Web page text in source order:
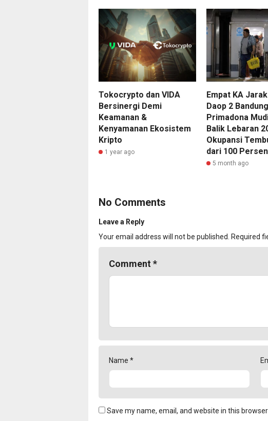
Tokocrypto dan VIDA
Bersinergi Demi
Keamanan &
Kenyamanan Ekosistem
Kripto
1 year ago
Empat KA
Daop 2
Primadona
Balik Lebaran
Okupansi
dari 100 Persen
5 month ago
No Comments
Leave a Reply
Your email address will not be published. Required
Comment *
Name *
Save my name, email, and website in this